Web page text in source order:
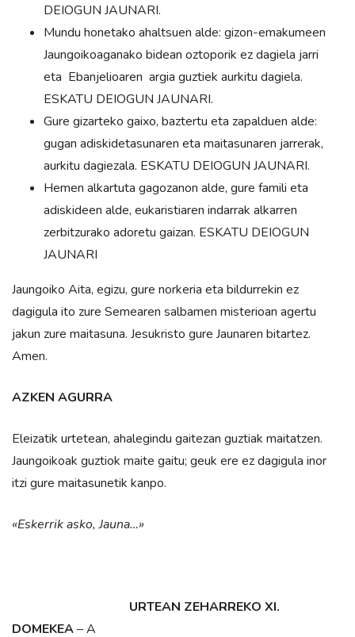
DEIOGUN JAUNARI.
Mundu honetako ahaltsuen alde: gizon-emakumeen
Jaungoikoaganako bidean oztoporik ez dagiela jarri
eta Ebanjelioaren argia guztiek aurkitu dagiela.
ESKATU DEIOGUN JAUNARI.
Gure gizarteko gaixo, baztertu eta zapalduen alde:
gugan adiskidetasunaren eta maitasunaren jarrerak,
aurkitu dagiezala. ESKATU DEIOGUN JAUNARI.
Hemen alkartuta gagozanon alde, gure famili eta
adiskideen alde, eukaristiaren indarrak alkarren
zerbitzurako adoretu gaizan. ESKATU DEIOGUN
JAUNARI
Jaungoiko Aita, egizu, gure norkeria eta bildurrekin ez
dagigula ito zure Semearen salbamen misterioan agertu
jakun zure maitasuna. Jesukristo gure Jaunaren bitartez.
Amen.
AZKEN AGURRA
Eleizatik urtetean, ahalegindu gaitezan guztiak maitatzen.
Jaungoikoak guztiok maite gaitu; geuk ere ez dagigula inor
itzi gure maitasunetik kanpo.
«Eskerrik asko, Jauna…»
URTEAN ZEHARREKO XI.
DOMEKEA– A